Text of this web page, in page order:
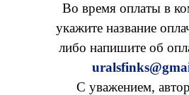
Во время оплаты в
укажите название
либо напишите об
С уважением,